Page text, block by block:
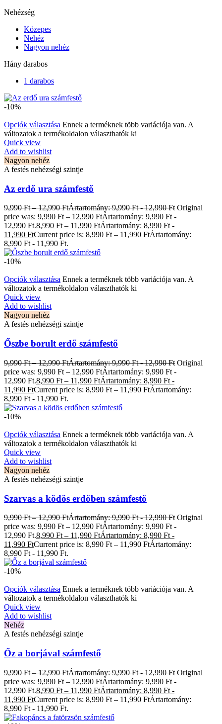
Nehézség
Közepes
Nehéz
Nagyon nehéz
Hány darabos
1 darabos
-10%
Opciók választása Ennek a terméknek több variációja van. A
változatok a termékoldalon választhatók ki
Quick view
Add to wishlist
Nagyon nehéz
A festés nehézségi szintje
Az erdő ura számfestő
9,990Ft – 12,990FtÁrtartomány: 9,990 Ft - 12,990 Ft Original
price was: 9,990 Ft – 12,990 FtÁrtartomány: 9,990 Ft -
12,990 Ft.8,990 Ft – 11,990 FtÁrtartomány: 8,990 Ft -
11,990 FtCurrent price is: 8,990 Ft – 11,990 FtÁrtartomány:
8,990 Ft - 11,990 Ft.
-10%
Opciók választása Ennek a terméknek több variációja van. A
változatok a termékoldalon választhatók ki
Quick view
Add to wishlist
Nagyon nehéz
A festés nehézségi szintje
Őszbe borult erdő számfestő
9,990Ft – 12,990FtÁrtartomány: 9,990 Ft - 12,990 Ft Original
price was: 9,990 Ft – 12,990 FtÁrtartomány: 9,990 Ft -
12,990 Ft.8,990 Ft – 11,990 FtÁrtartomány: 8,990 Ft -
11,990 FtCurrent price is: 8,990 Ft – 11,990 FtÁrtartomány:
8,990 Ft - 11,990 Ft.
-10%
Opciók választása Ennek a terméknek több variációja van. A
változatok a termékoldalon választhatók ki
Quick view
Add to wishlist
Nagyon nehéz
A festés nehézségi szintje
Szarvas a ködös erdőben számfestő
9,990Ft – 12,990FtÁrtartomány: 9,990 Ft - 12,990 Ft Original
price was: 9,990 Ft – 12,990 FtÁrtartomány: 9,990 Ft -
12,990 Ft.8,990 Ft – 11,990 FtÁrtartomány: 8,990 Ft -
11,990 FtCurrent price is: 8,990 Ft – 11,990 FtÁrtartomány:
8,990 Ft - 11,990 Ft.
-10%
Opciók választása Ennek a terméknek több variációja van. A
változatok a termékoldalon választhatók ki
Quick view
Add to wishlist
Nehéz
A festés nehézségi szintje
Őz a borjával számfestő
9,990Ft – 12,990FtÁrtartomány: 9,990 Ft - 12,990 Ft Original
price was: 9,990 Ft – 12,990 FtÁrtartomány: 9,990 Ft -
12,990 Ft.8,990 Ft – 11,990 FtÁrtartomány: 8,990 Ft -
11,990 FtCurrent price is: 8,990 Ft – 11,990 FtÁrtartomány:
8,990 Ft - 11,990 Ft.